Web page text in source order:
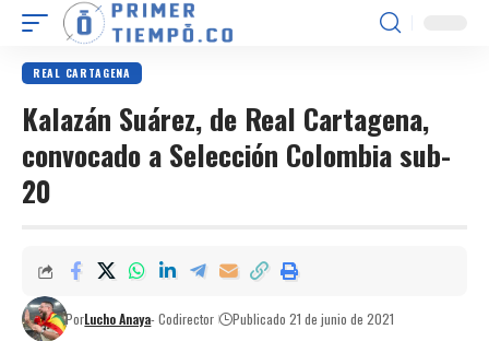
REAL CARTAGENA
Kalazán Suárez, de Real Cartagena,
convocado a Selección Colombia sub-
20
PorLucho Anaya- Codirector Publicado 21 de junio de 2021